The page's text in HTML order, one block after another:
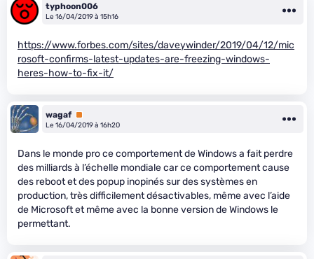
typhoon006
Le 16/04/2019 à 15h16
https://www.forbes.com/sites/daveywinder/2019/04/12/mic
rosoft-confirms-latest-updates-are-freezing-windows-
heres-how-to-fix-it/
wagaf Premium
Le 16/04/2019 à 16h20
Dans le monde pro ce comportement de Windows a fait perdre
des milliards à l’échelle mondiale car ce comportement cause
des reboot et des popup inopinés sur des systèmes en
production, très difficilement désactivables, même avec l’aide
de Microsoft et même avec la bonne version de Windows le
permettant.